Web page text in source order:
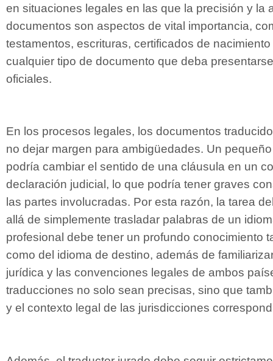
en situaciones legales en las que la precisión y la
documentos son aspectos de vital importancia,
testamentos, escrituras, certificados de
cualquier tipo de documento que deba
oficiales.
En los procesos legales, los documentos
no dejar margen para ambigüedades. Un
podría cambiar el sentido de una cláusula en un
declaración judicial, lo que podría tener graves
las partes involucradas. Por esta razón, la tarea
allá de simplemente trasladar palabras de un
profesional debe tener un profundo conocimiento
como del idioma de destino, además de
jurídica y las convenciones legales de ambos
traducciones no solo sean precisas, sino que
y el contexto legal de las jurisdicciones